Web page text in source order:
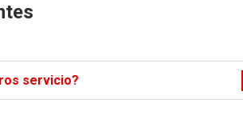
servicio?